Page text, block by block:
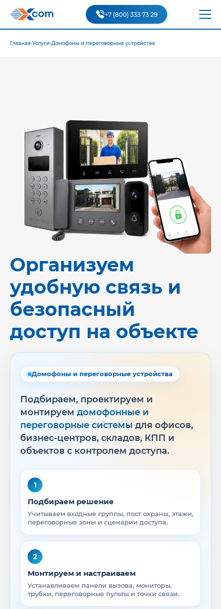
+7 (800) 333 73 29
Главная•Услуги•Домофоны и переговорные устройства
Организуем
удобную связь и
безопасный
доступ на объекте
Домофоны и переговорные устройства
Подбираем, проектируем и
монтируем домофонные и
переговорные системы для офисов,
бизнес-центров, складов, КПП и
объектов с контролем доступа.
1
Подбираем решение
Учитываем входные группы, пост охраны, этажи,
переговорные зоны и сценарии доступа.
2
Монтируем и настраиваем
Устанавливаем панели вызова, мониторы,
трубки, переговорные пульты и точки связи.